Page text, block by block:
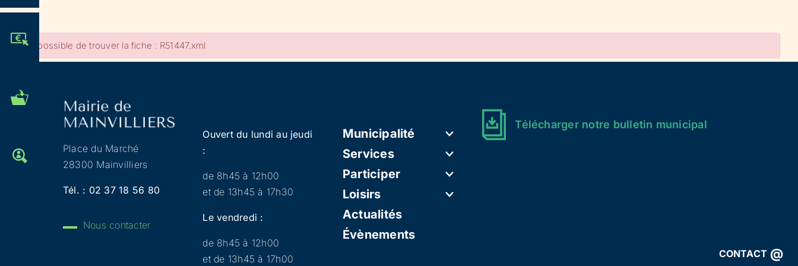
ADMINISTRATIVES
OFFRES D'EMPLOI
CONTACT @
Impossible de trouver la fiche : R51447.xml
Place du Marché
28300 Mainvilliers
Tél. : 02 37 18 56 80
Nous contacter
Ouvert du lundi au jeudi
:
de 8h45 à 12h00
et de 13h45 à 17h30
Le vendredi :
de 8h45 à 12h00
et de 13h45 à 17h00
Municipalité
Services
Participer
Loisirs
Actualités
Évènements
Télécharger notre bulletin municipal